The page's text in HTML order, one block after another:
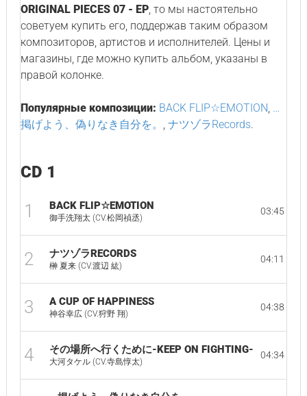
ORIGINAL PIECES 07 - EP, то мы настоятельно
советуем купить его, поддержав таким образом
композиторов, артистов и исполнителей. Цены и
магазины, где можно купить альбом, указаны в
правой колонке.
Популярные композиции: BACK FLIP☆EMOTION, …
掲げよう、偽りなき自分を。 , ナツゾラRecords.
CD 1
1 BACK FLIP☆EMOTION
御手洗翔太 (CV.松岡禎丞)
03:45
2 ナツゾラRECORDS
榊 夏来 (CV.渡辺 紘)
04:11
3 A CUP OF HAPPINESS
神谷幸広 (CV.狩野 翔)
04:38
4 その場所へ行くために-KEEP ON FIGHTING-
大河タケル (CV.寺島惇太)
04:34